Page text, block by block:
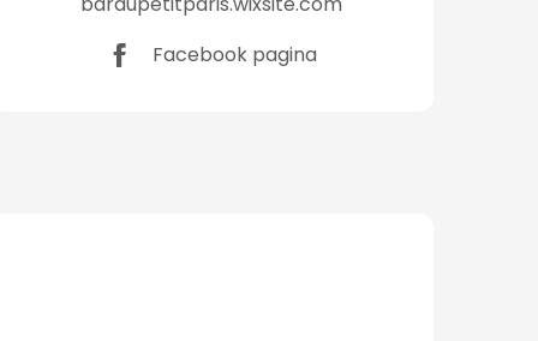
Facebook pagina